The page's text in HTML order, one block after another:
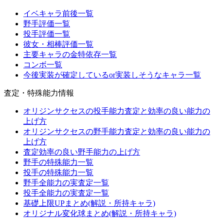
イベキャラ前後一覧
野手評価一覧
投手評価一覧
彼女・相棒評価一覧
主要キャラの金特依存一覧
コンボ一覧
今後実装が確定しているor実装しそうなキャラ一覧
査定・特殊能力情報
オリジンサクセスの投手能力査定と効率の良い能力の
上げ方
オリジンサクセスの野手能力査定と効率の良い能力の
上げ方
査定効率の良い野手能力の上げ方
野手の特殊能力一覧
投手の特殊能力一覧
野手全能力の実査定一覧
投手全能力の実査定一覧
基礎上限UPまとめ(解説・所持キャラ)
オリジナル変化球まとめ(解説・所持キャラ)